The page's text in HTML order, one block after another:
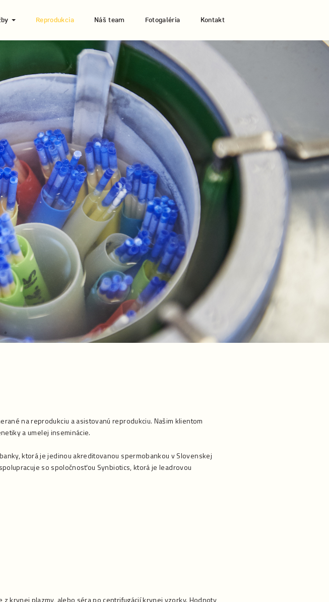
Reprodukcia Náš team Fotogaléria Kontakt
na reprodukciu a asistovanú reprodukciu. Našim klientom
a umelej inseminácie.
ktorá je jedinou akreditovanou spermobankou v Slovenskej
so spoločnosťou Synbiotics, ktorá je leadrovou
krvnej plazmy, alebo séra po centrifugácií krvnej vzorky. Hodnoty